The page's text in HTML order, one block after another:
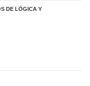
DE LÓGICA Y